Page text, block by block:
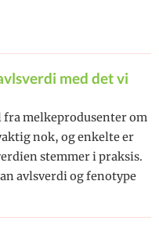
med det vi
fra melkeprodusenter om
nok, og enkelte er
stemmer i praksis.
avlsverdi og fenotype